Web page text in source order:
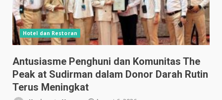
Hotel dan Restoran
Antusiasme Penghuni dan Komunitas The
Peak at Sudirman dalam Donor Darah Rutin
Terus Meningkat